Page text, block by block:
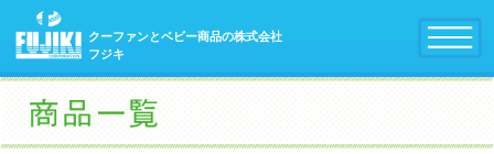
クーファンとベビー商品の株式会社
フジキ